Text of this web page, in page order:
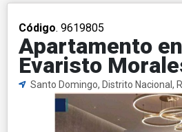
Código. 9619805
Apartamento
Evaristo
Santo Domingo, Distrito Nacional,